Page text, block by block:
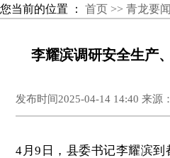
您当前的位置 ： 首页 >> 青龙要
李耀滨调研安全生产
发布时间2025-04-14 14:40 来源：
4月9日，县委书记李耀滨